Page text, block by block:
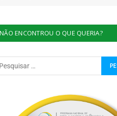
NÃO ENCONTROU O QUE QUERIA?